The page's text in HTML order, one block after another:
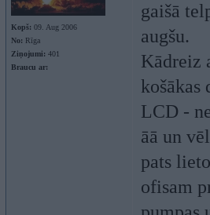
Kopš: 09. Aug 2006
No: Rīga
Ziņojumi: 401
Braucu ar:
gaišā
augšu.
Kādreiz
košākas
LCD -
āā un
pats
ofisam